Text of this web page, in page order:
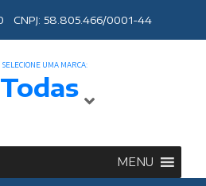
CNPJ: 58.805.466/0001-44
SELECIONE UMA MARCA:
Todas
MENU